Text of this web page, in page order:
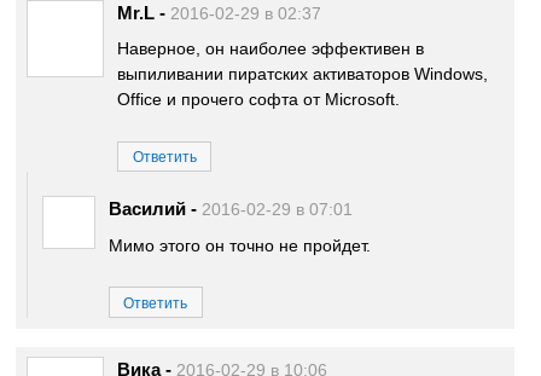
Mr.L - 2016-02-29 в 02:37
Наверное, он наиболее эффективен в
выпиливании пиратских активаторов Windows,
Office и прочего софта от Microsoft.
Ответить
Василий - 2016-02-29 в 07:01
Мимо этого он точно не пройдет.
Ответить
Вика - 2016-02-29 в 10:06